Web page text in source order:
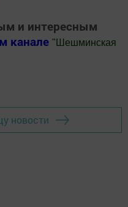
и интересным
канале " Шешминская
новости